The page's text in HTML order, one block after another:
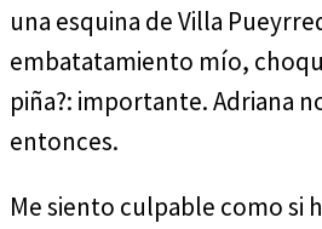
una esquina de Villa
embatatamiento mío,
piña?: importante. Adriana
entonces.
Me siento culpable como si